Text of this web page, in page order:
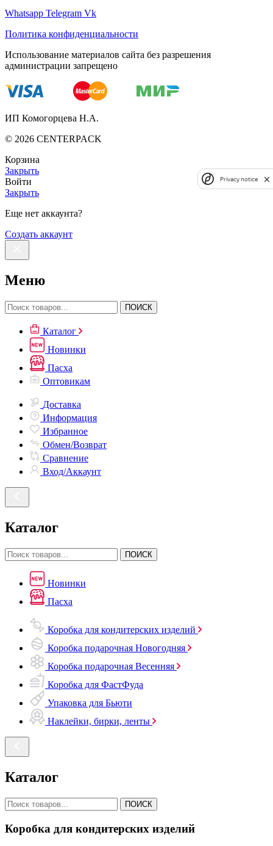
Whatsapp Telegram Vk
Политика конфиденциальности
Использование материалов сайта без разрешения
администрации запрещено
ИП Комогорцева Н.А.
© 2026 CENTERPACK
Корзина
Закрыть
Войти
Закрыть
Еще нет аккаунта?
Создать аккаунт
Меню
ПОИСК
Каталог
Новинки
Пасха
Оптовикам
Доставка
Информация
Избранное
Обмен/Возврат
Сравнение
Вход/Аккаунт
Каталог
ПОИСК
Новинки
Пасха
Коробка для кондитерских изделий
Коробка подарочная Новогодняя
Коробка подарочная Весенняя
Коробка для ФастФуда
Упаковка для Бьюти
Наклейки, бирки, ленты
Каталог
ПОИСК
Коробка для кондитерских изделий
Privacy notice